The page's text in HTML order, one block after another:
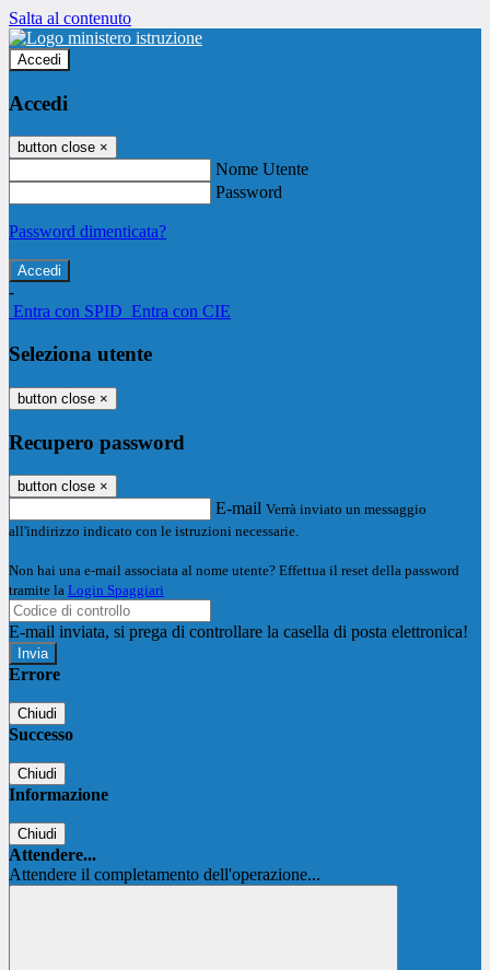
Salta al contenuto
Accedi
Accedi
button close ×
Nome Utente
Password
Password dimenticata?
-
Entra con SPID Entra con CIE
Seleziona utente
button close ×
Recupero password
button close ×
E-mail Verrà inviato un messaggio
all'indirizzo indicato con le istruzioni necessarie.
Non hai una e-mail associata al nome utente? Effettua il reset della password
tramite la Login Spaggiari
E-mail inviata, si prega di controllare la casella di posta elettronica!
Errore
Chiudi
Successo
Chiudi
Informazione
Chiudi
Attendere...
Attendere il completamento dell'operazione...